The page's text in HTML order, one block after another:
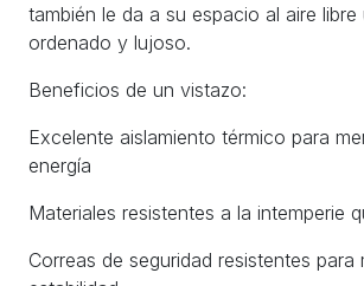
también le da a su espacio al aire
ordenado y lujoso.
Beneficios de un vistazo:
Excelente aislamiento térmico para
energía
Materiales resistentes a la intemperie
Correas de seguridad resistentes para